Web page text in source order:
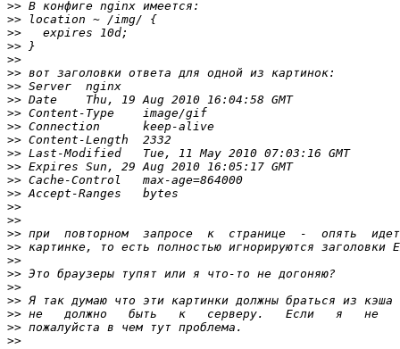
>>
>>
>>
>>
>>
>>
>>
>>
>>
>>
>>
>>
>>
>>
>>
>>
>>
>>
>>
>>
>>
>>
>>
>>
>>
>>